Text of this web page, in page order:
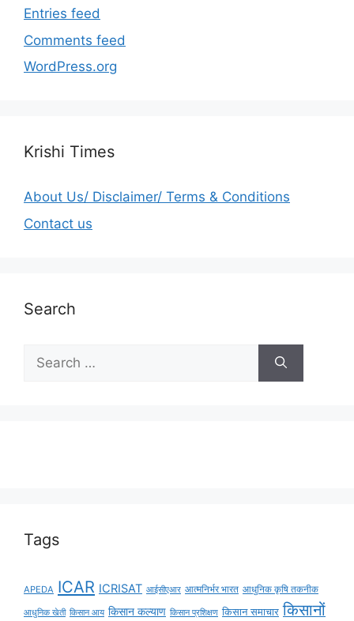
Entries feed
Comments feed
WordPress.org
Krishi Times
About Us/ Disclaimer/ Terms & Conditions
Contact us
Search
Tags
APEDA ICAR ICRISAT आईसीएआर आत्मनिर्भर भारत आधुनिक कृषि तकनीक
आधुनिक खेती किसान आय किसान कल्याण किसान प्रशिक्षण किसान समाचार किसानों